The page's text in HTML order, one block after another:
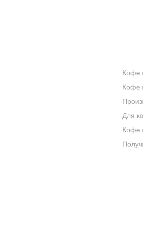
Кофе
Кофе
Для
Кофе